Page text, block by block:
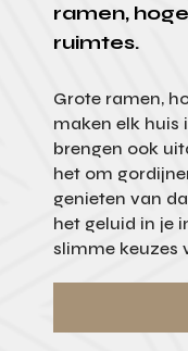
ramen,
ruimtes.
Grote ramen,
maken elk huis
brengen ook
het om
genieten van
het geluid in je
slimme keuzes